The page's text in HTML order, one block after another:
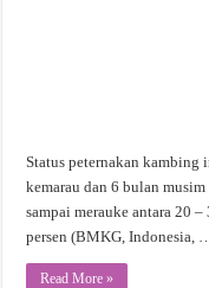
Status peternakan
kemarau dan 6 bulan
sampai merauke antara 20
persen (BMKG, Indonesia, …
Read More »